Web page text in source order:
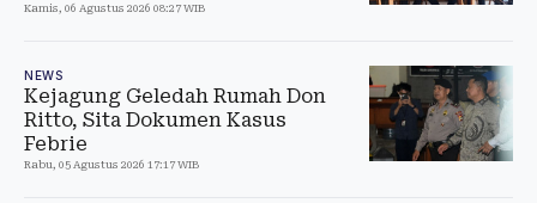
Kamis, 06 Agustus 2026 08:27 WIB
NEWS
Kejagung Geledah Rumah Don
Ritto, Sita Dokumen Kasus
Febrie
Rabu, 05 Agustus 2026 17:17 WIB